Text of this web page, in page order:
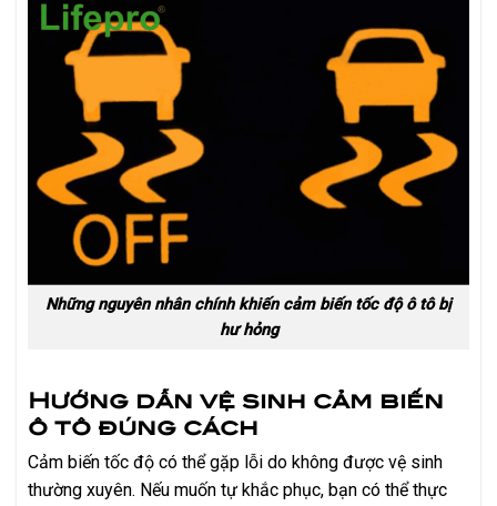
Những nguyên nhân chính khiến cảm biến tốc độ ô tô bị
hư hỏng
Hướng dẫn vệ sinh cảm biến
ô tô đúng cách
Cảm biến tốc độ có thể gặp lỗi do không được vệ sinh
thường xuyên. Nếu muốn tự khắc phục, bạn có thể thực